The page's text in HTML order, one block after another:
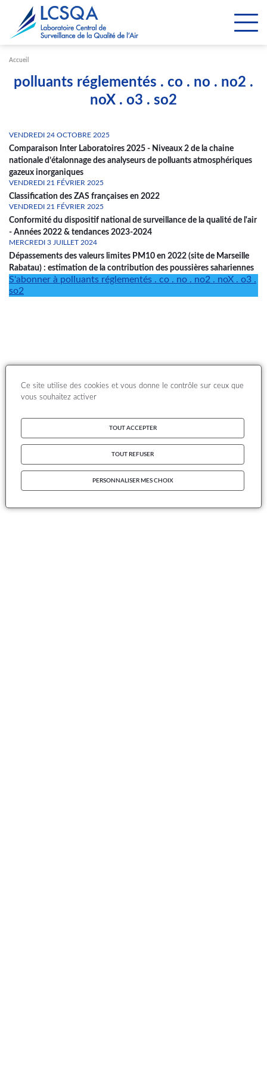
Accueil
polluants réglementés . co . no . no2 .
noX . o3 . so2
VENDREDI 24 OCTOBRE 2025
Comparaison Inter Laboratoires 2025 - Niveaux 2 de la chaine
nationale d’étalonnage des analyseurs de polluants atmosphériques
gazeux inorganiques
VENDREDI 21 FÉVRIER 2025
Classification des ZAS françaises en 2022
VENDREDI 21 FÉVRIER 2025
Conformité du dispositif national de surveillance de la qualité de l'air
- Années 2022 & tendances 2023-2024
MERCREDI 3 JUILLET 2024
Dépassements des valeurs limites PM10 en 2022 (site de Marseille
Rabatau) : estimation de la contribution des poussières sahariennes
S'abonner à polluants réglementés . co . no . no2 . noX . o3 .
so2
Paramétrer les cookies
Ce site utilise des cookies et vous donne le contrôle sur ceux que
vous souhaitez activer
TOUT ACCEPTER
TOUT REFUSER
PERSONNALISER MES CHOIX